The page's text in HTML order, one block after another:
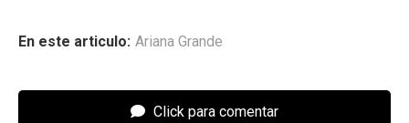
En este articulo: Ariana Grande
Click para comentar